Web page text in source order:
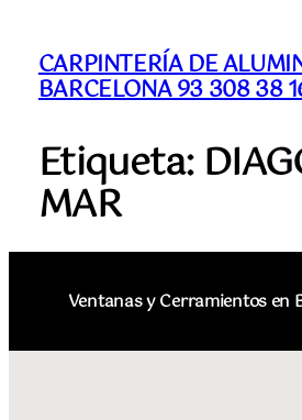
CARPINTERÍA DE
BARCELONA 93 308 38
Etiqueta:
MAR
Ventanas y Cerramientos en